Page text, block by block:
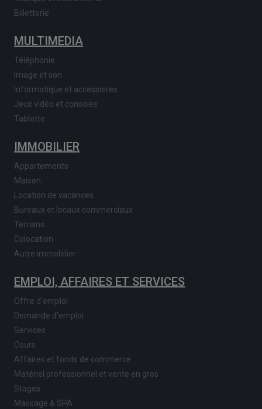
Billetterie
MULTIMEDIA
Téléphonie
Image et son
Informatique et accessoires
Jeux vidéo et consoles
Tablette
IMMOBILIER
Appartements
Maison
Location de vacances
Bureaux et locaux commerciaux
Terrains
Colocation
Autre immobilier
EMPLOI, AFFAIRES ET SERVICES
Offre d'emploi
Demande d'emploi
Services
Cours
Affaires et fonds de commerce
Matériel professionnel et vente en gros
Stages
Massage & SPA